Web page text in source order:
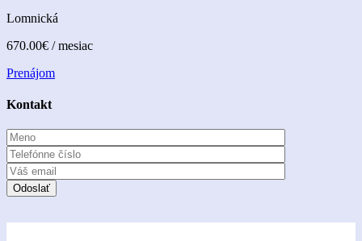
Lomnická
670.00€ / mesiac
Prenájom
Kontakt